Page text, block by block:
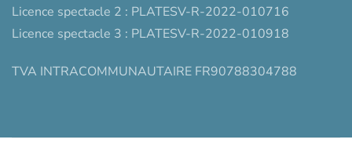
Licence spectacle 2 : PLATESV-R-2022-010716
Licence spectacle 3 : PLATESV-R-2022-010918
TVA INTRACOMMUNAUTAIRE FR90788304788